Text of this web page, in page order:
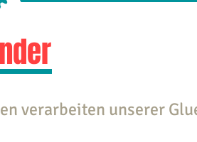
verarbeiten unserer